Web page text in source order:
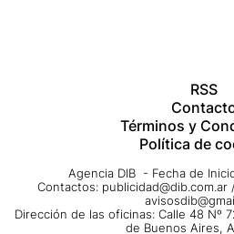
RSS
Términos y
Política de
Agencia DIB - Fecha de
Contactos: publicidad@dib.com.ar /
Dirección de las oficinas: Calle 48 Nº
de Buenos Aires,